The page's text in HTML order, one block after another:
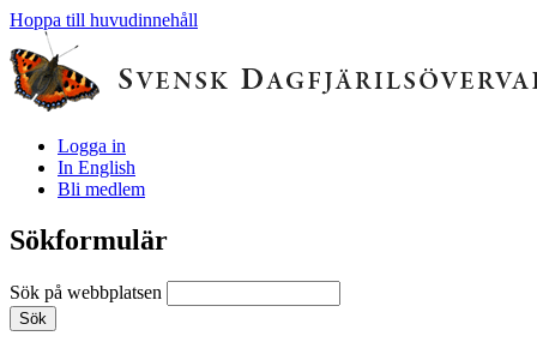
Hoppa till huvudinnehåll
Logga in
In English
Bli medlem
Sökformulär
Sök på webbplatsen